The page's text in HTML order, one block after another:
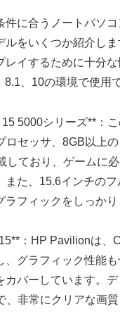
件に合うノートパソ
ルをいくつか紹介し
レイするために十分
、10の環境で使用
5000シリーズ**：
ロセッサ、8GB以上
しており、ゲームに
また、15.6インチの
ラフィックをしっかり
：HP Pavilionは、
、グラフィック性能
カバーしています。
、非常にクリアな画質